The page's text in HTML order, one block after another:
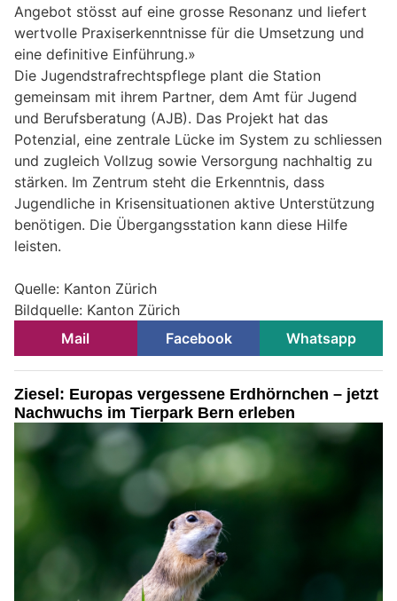
Angebot stösst auf eine grosse Resonanz und liefert
wertvolle Praxiserkenntnisse für die Umsetzung und
eine definitive Einführung.»
Die Jugendstrafrechtspflege plant die Station
gemeinsam mit ihrem Partner, dem Amt für Jugend
und Berufsberatung (AJB). Das Projekt hat das
Potenzial, eine zentrale Lücke im System zu schliessen
und zugleich Vollzug sowie Versorgung nachhaltig zu
stärken. Im Zentrum steht die Erkenntnis, dass
Jugendliche in Krisensituationen aktive Unterstützung
benötigen. Die Übergangsstation kann diese Hilfe
leisten.
Quelle: Kanton Zürich
Bildquelle: Kanton Zürich
Mail
Facebook Whatsapp
Ziesel: Europas vergessene Erdhörnchen – jetzt
Nachwuchs im Tierpark Bern erleben